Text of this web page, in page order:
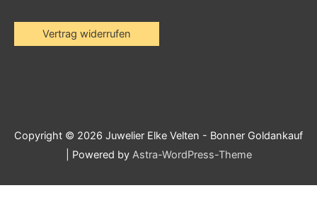
Vertrag widerrufen
Copyright © 2026 Juwelier Elke Velten - Bonner Goldankauf
| Powered by Astra-WordPress-Theme